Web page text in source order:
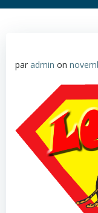
par admin on